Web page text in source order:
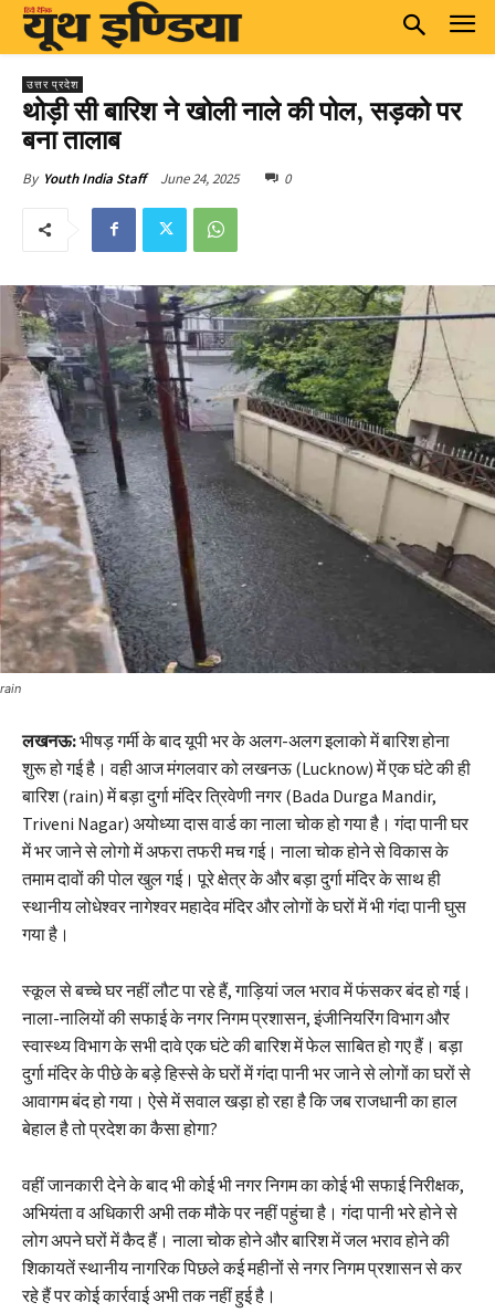
उत्तर प्रदेश
थोड़ी सी बारिश ने खोली नाले की पोल, सड़को पर
बना तालाब
By Youth India Staff June 24, 2025 0
rain
लखनऊ:भीषड़ गर्मी के बाद यूपी भर के अलग-अलग इलाको में बारिश होना
शुरू हो गई है। वही आज मंगलवार को लखनऊ (Lucknow) में एक घंटे की ही
बारिश (rain) में बड़ा दुर्गा मंदिर त्रिवेणी नगर (Bada Durga Mandir,
Triveni Nagar) अयोध्या दास वार्ड का नाला चोक हो गया है। गंदा पानी घर
में भर जाने से लोगो में अफरा तफरी मच गई। नाला चोक होने से विकास के
तमाम दावों की पोल खुल गई। पूरे क्षेत्र के और बड़ा दुर्गा मंदिर के साथ ही
स्थानीय लोधेश्वर नागेश्वर महादेव मंदिर और लोगों के घरों में भी गंदा पानी घुस
गया है।
स्कूल से बच्चे घर नहीं लौट पा रहे हैं, गाड़ियां जल भराव में फंसकर बंद हो गई।
नाला-नालियों की सफाई के नगर निगम प्रशासन, इंजीनियरिंग विभाग और
स्वास्थ्य विभाग के सभी दावे एक घंटे की बारिश में फेल साबित हो गए हैं। बड़ा
दुर्गा मंदिर के पीछे के बड़े हिस्से के घरों में गंदा पानी भर जाने से लोगों का घरों से
आवागम बंद हो गया। ऐसे में सवाल खड़ा हो रहा है कि जब राजधानी का हाल
बेहाल है तो प्रदेश का कैसा होगा?
वहीं जानकारी देने के बाद भी कोई भी नगर निगम का कोई भी सफाई निरीक्षक,
अभियंता व अधिकारी अभी तक मौके पर नहीं पहुंचा है। गंदा पानी भरे होने से
लोग अपने घरों में कैद हैं। नाला चोक होने और बारिश में जल भराव होने की
शिकायतें स्थानीय नागरिक पिछले कई महीनों से नगर निगम प्रशासन से कर
रहे हैं पर कोई कार्रवाई अभी तक नहीं हुई है।